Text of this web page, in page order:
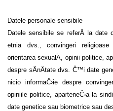
Datele personale sensibile
Datele sensibile se referÄ ladate
etnia dvs., convingeri religioase
orientarea sexualÄ, opinii politice,
despre sÄnÄtate dvs. Č™i date
nicio informaČ›ie despre
opiniile politice, aparteneČ›a la
date genetice sau biometrice sau